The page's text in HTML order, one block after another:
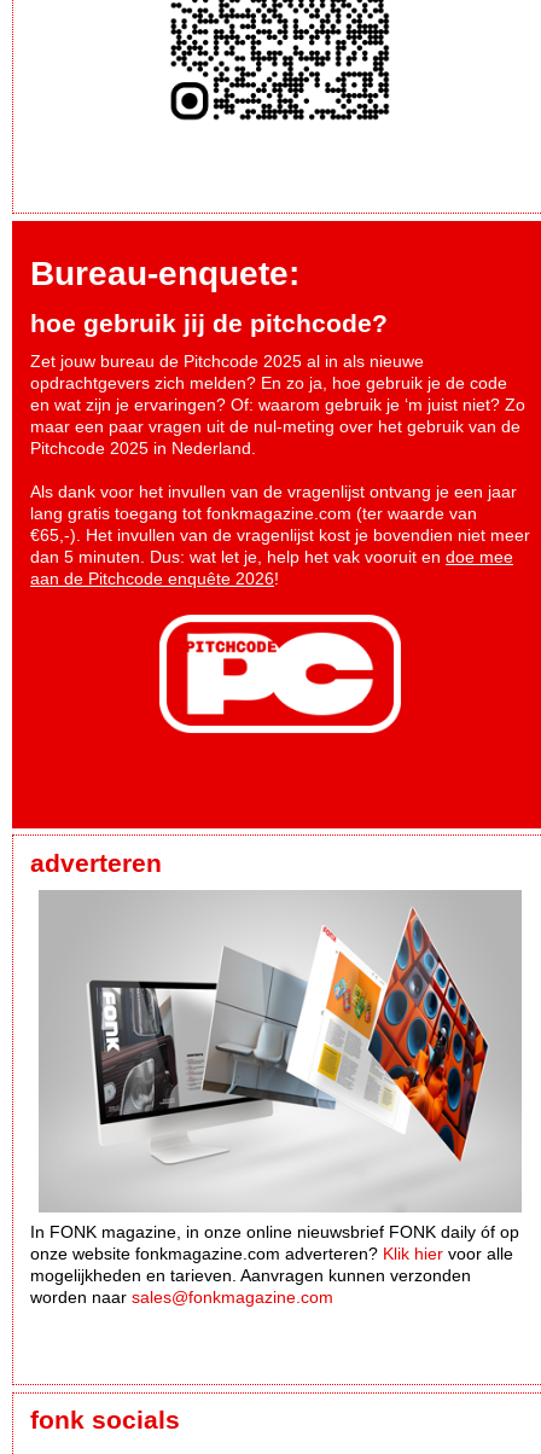
Bureau-enquete:
hoe gebruik jij de pitchcode?
Zet jouw bureau de Pitchcode 2025 al in als nieuwe
opdrachtgevers zich melden? En zo ja, hoe gebruik je de code
en wat zijn je ervaringen? Of: waarom gebruik je ‘m juist niet? Zo
maar een paar vragen uit de nul-meting over het gebruik van de
Pitchcode 2025 in Nederland.
Als dank voor het invullen van de vragenlijst ontvang je een jaar
lang gratis toegang tot fonkmagazine.com (ter waarde van
€65,-). Het invullen van de vragenlijst kost je bovendien niet meer
dan 5 minuten. Dus: wat let je, help het vak vooruit en doe mee
aan de Pitchcode enquête 2026!
adverteren
In FONK magazine, in onze online nieuwsbrief FONK daily óf op
onze website fonkmagazine.com adverteren? Klik hier voor alle
mogelijkheden en tarieven. Aanvragen kunnen verzonden
worden naar sales@fonkmagazine.com
fonk socials